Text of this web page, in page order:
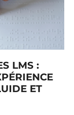
LMS :
ET